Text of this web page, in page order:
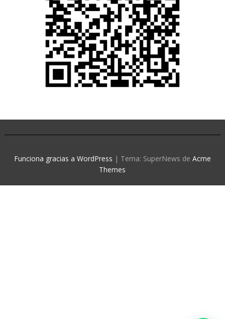
Funciona gracias a WordPress | Tema: SuperNews de Acme
Themes